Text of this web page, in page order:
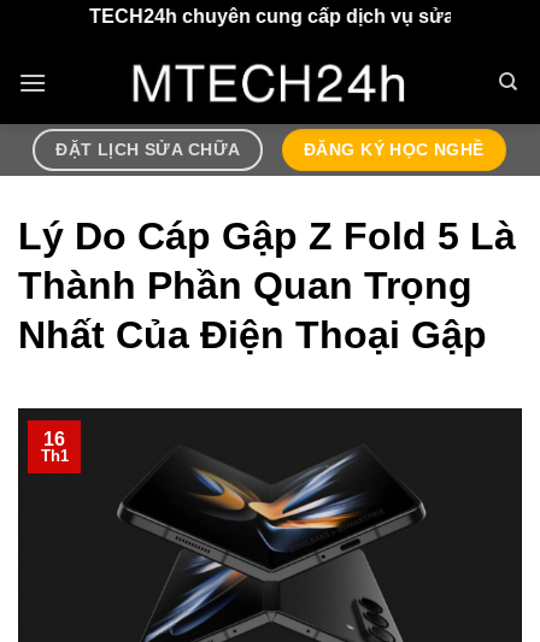
nội
chuyên cung cấp dịch vụ sửa chữa điện thoại,
ĐẶT LỊCH SỬA CHỮA ĐĂNG KÝ HỌC NGHỀ
Lý Do Cáp Gập Z Fold 5 Là
Thành Phần Quan Trọng
Nhất Của Điện Thoại Gập
16
Th1